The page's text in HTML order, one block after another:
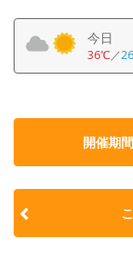
今日
36℃／
開催期